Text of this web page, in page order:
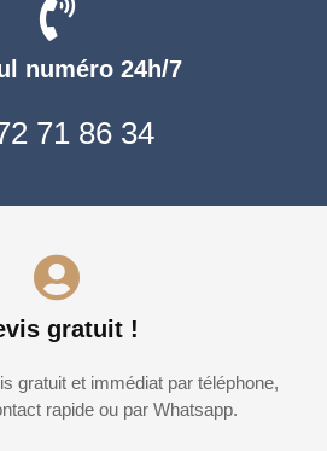
numéro 24h/7
71 86 34
gratuit !
gratuit et immédiat par téléphone,
rapide ou par Whatsapp.